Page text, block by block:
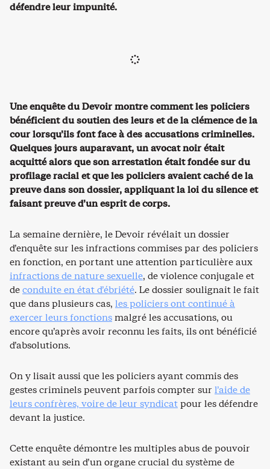
défendre leur impunité.
Une enquête du Devoir montre comment les policiers
bénéficient du soutien des leurs et de la clémence de la
cour lorsqu’ils font face à des accusations criminelles.
Quelques jours auparavant, un avocat noir était
acquitté alors que son arrestation était fondée sur du
profilage racial et que les policiers avaient caché de la
preuve dans son dossier, appliquant la loi du silence et
faisant preuve d’un esprit de corps.
La semaine dernière, le Devoir révélait un dossier
d’enquête sur les infractions commises par des policiers
en fonction, en portant une attention particulière aux
infractions de nature sexuelle, de violence conjugale et
deconduite en état d’ébriété. Le dossier soulignait le fait
que dans plusieurs cas, les policiers ont continué à
exercer leurs fonctionsmalgré les accusations, ou
encore qu’après avoir reconnu les faits, ils ont bénéficié
d’absolutions.
On y lisait aussi que les policiers ayant commis des
gestes criminels peuvent parfois compter sur l’aide de
leurs confrères, voire de leur syndicatpour les défendre
devant la justice.
Cette enquête démontre les multiples abus de pouvoir
existant au sein d’un organe crucial du système de